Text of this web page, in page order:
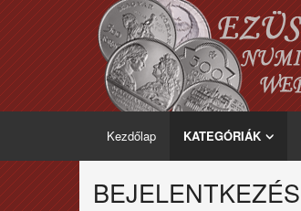
Kezdőlap KATEGÓRIÁK
BEJELENTKEZÉS